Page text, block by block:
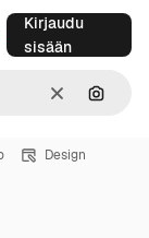
SelkeäHae
Kirjaudu
sisään
Design